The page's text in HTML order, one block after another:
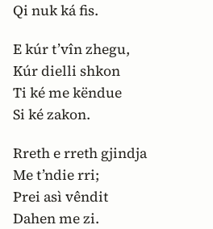
Qi nuk ká fis.
E kúr t’vîn zhegu,
Kúr dielli shkon
Ti ké me këndue
Si ké zakon.
Rreth e rreth gjindja
Me t’ndie rri;
Prei asì vêndit
Dahen me zi.